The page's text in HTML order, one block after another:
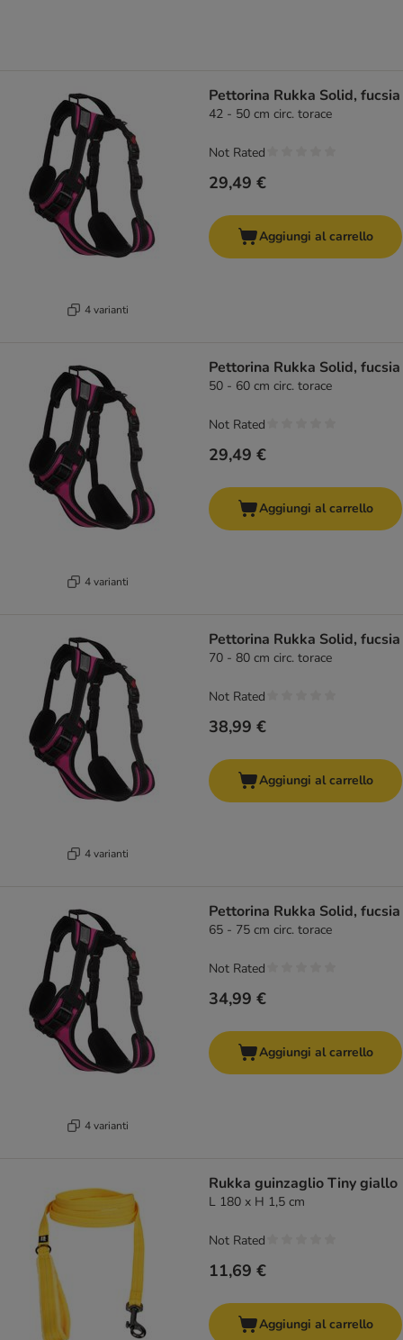
4 varianti
Pettorina Rukka Solid, fucsia
42 - 50 cm circ. torace
29,49 €
Not Rated
Aggiungi al carrello
4 varianti
Pettorina Rukka Solid, fucsia
50 - 60 cm circ. torace
29,49 €
Not Rated
Aggiungi al carrello
4 varianti
Pettorina Rukka Solid, fucsia
70 - 80 cm circ. torace
38,99 €
Not Rated
Aggiungi al carrello
4 varianti
Pettorina Rukka Solid, fucsia
65 - 75 cm circ. torace
34,99 €
Not Rated
Aggiungi al carrello
Rukka guinzaglio Tiny giallo
L 180 x H 1,5 cm
11,69 €
Not Rated
Aggiungi al carrello